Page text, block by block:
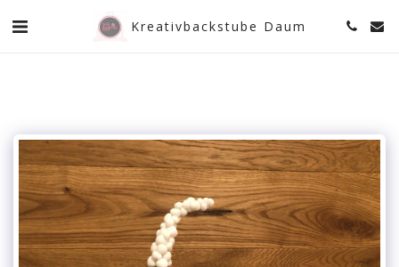
Kreativbackstube Daum